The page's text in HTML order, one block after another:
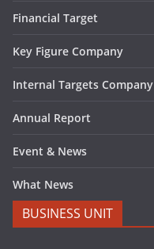
Financial Target
Key Figure Company
Internal Targets Company
Annual Report
Event & News
What News
BUSINESS UNIT